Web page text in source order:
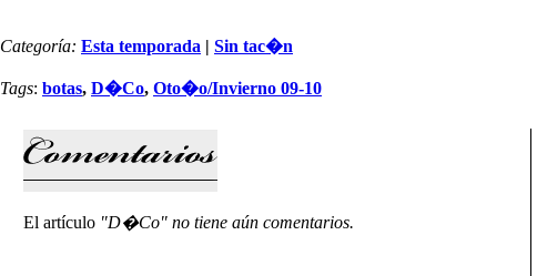
Categoría: Esta temporada | Sin tac�n
Tags: botas, D�Co, Oto�o/Invierno 09-10
El artículo "D�Co" no tiene aún comentarios.